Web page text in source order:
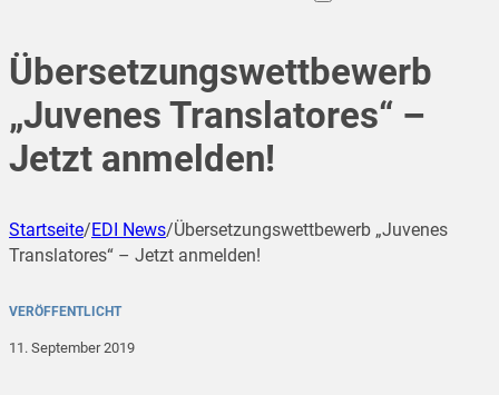
Übersetzungswettbewerb
„Juvenes Translatores“ –
Jetzt anmelden!
Startseite/EDI News/Übersetzungswettbewerb „Juvenes
Translatores“ – Jetzt anmelden!
VERÖFFENTLICHT
11. September 2019